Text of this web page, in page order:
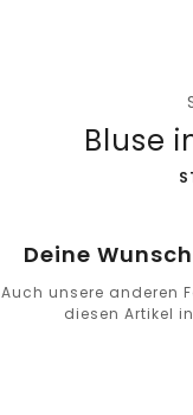
Bluse
-
Deine
Auch unsere anderen
diesen Artikel